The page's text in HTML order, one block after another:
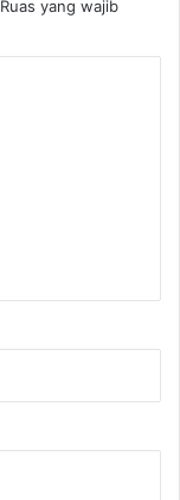
Ruas yang wajib